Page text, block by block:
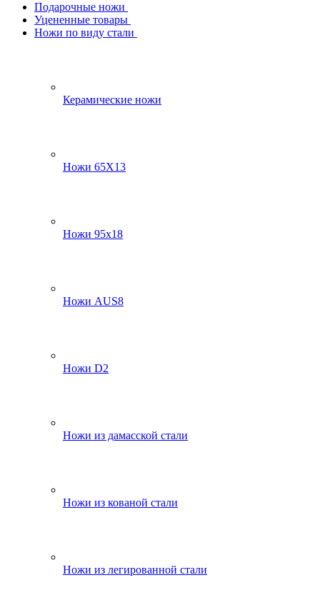
Подарочные ножи
Уцененные товары
Ножи по виду стали
Керамические ножи
Ножи 65Х13
Ножи 95х18
Ножи AUS8
Ножи D2
Ножи из дамасской стали
Ножи из кованой стали
Ножи из легированной стали